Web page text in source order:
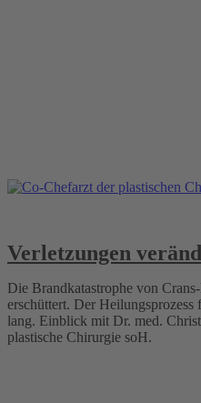
Verletzungen
Die Brandkatastrophe von
erschüttert. Der
lang. Einblick mit Dr. med.
plastische Chirurgie soH.